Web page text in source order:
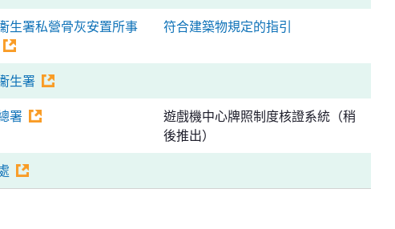
生署私營骨灰安置所事
符合建築物規定的指引
生署
署
遊戲機中心牌照制度核證系統（稍
後推出）